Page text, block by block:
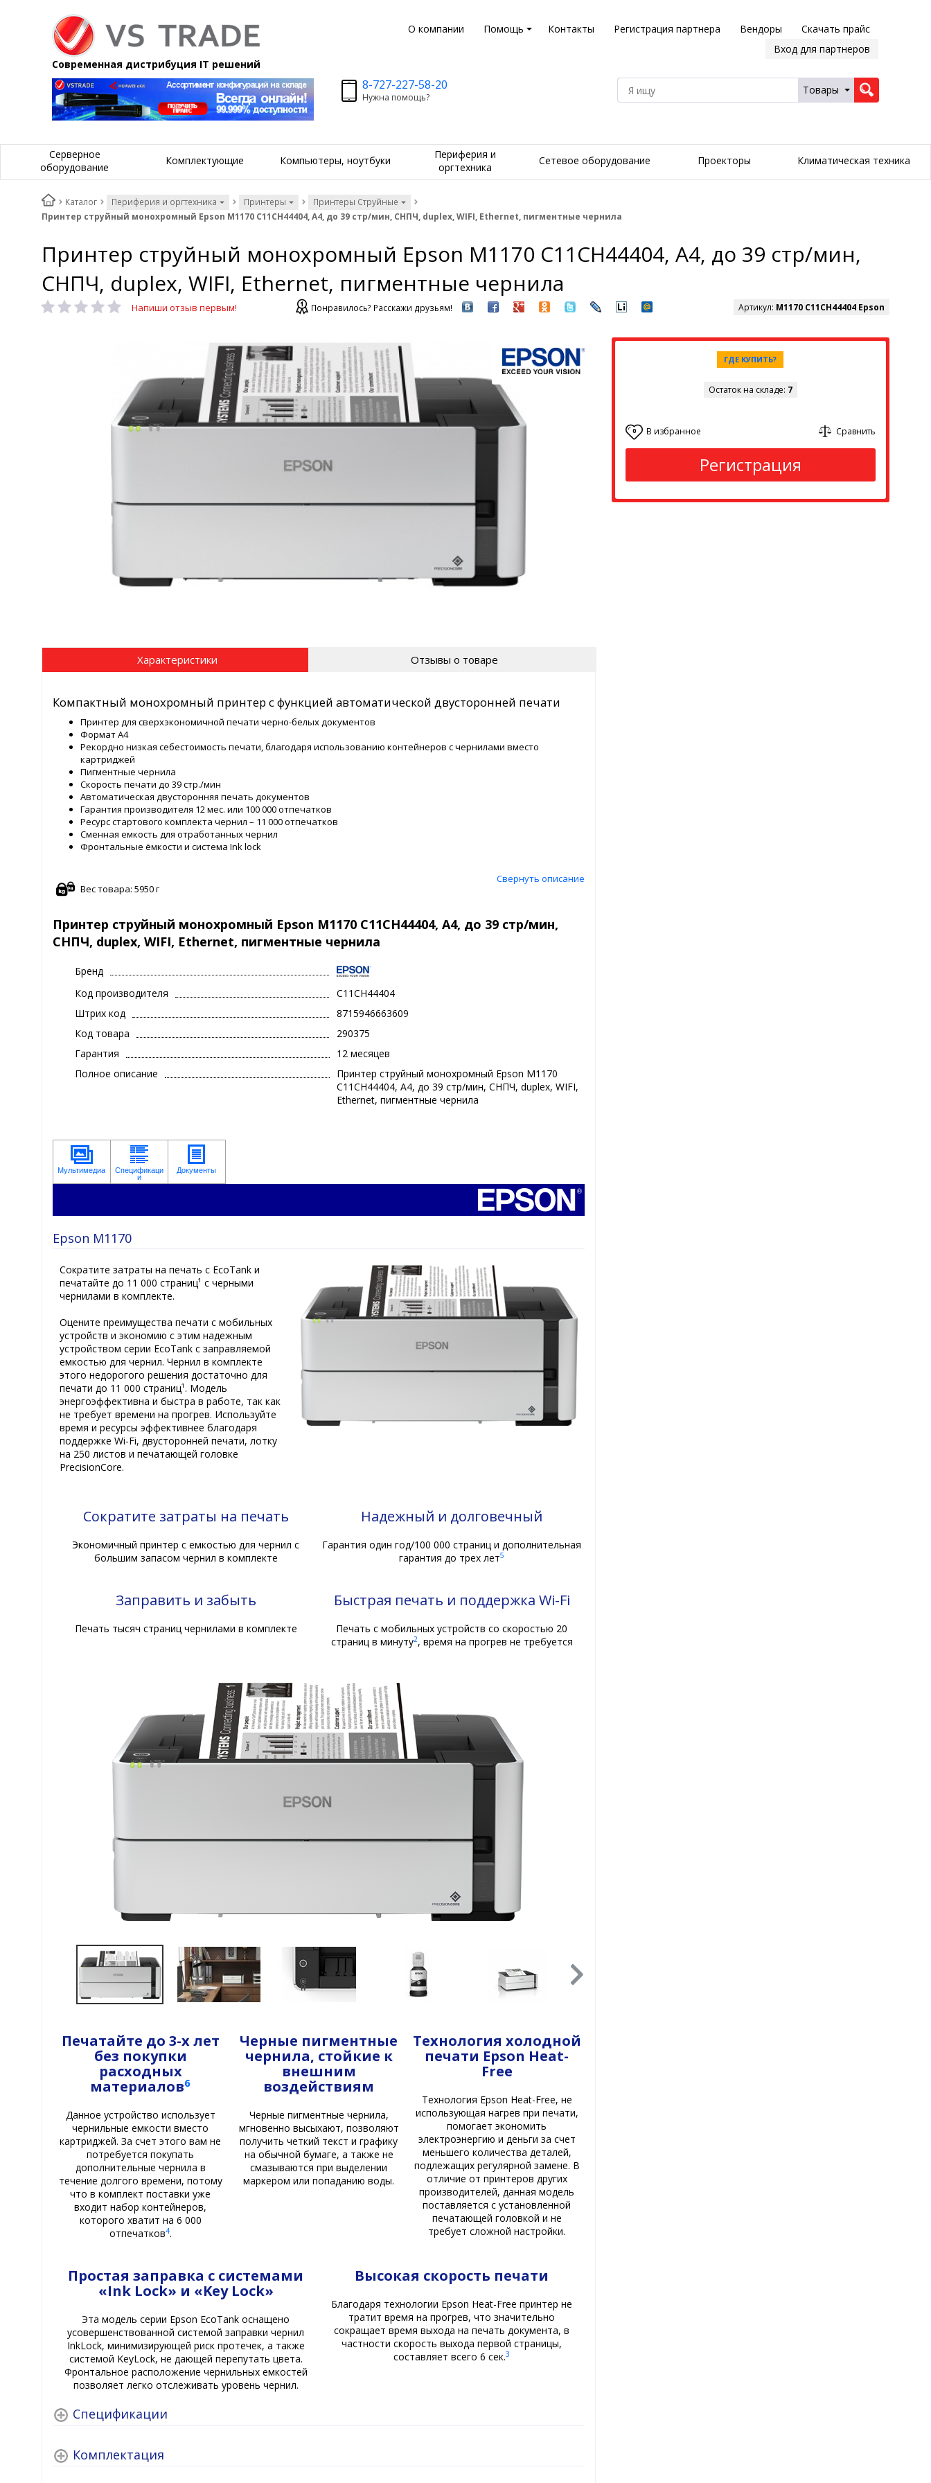
О компании Помощь Контакты Регистрация партнера Вендоры
Скачать прайс
Вход для партнеров
Современная дистрибуция IT решений
8-727-227-58-20
Нужна помощь?
Товары
Серверное
оборудование
Комплектующие Компьютеры, ноутбуки
Периферия и
оргтехника
Сетевое оборудование Проекторы Климатическая техника
Каталог Периферия и оргтехника Принтеры
Принтеры Струйные
Принтер струйный монохромный Epson M1170 C11CH44404, А4, до 39 стр/мин, СНПЧ, duplex, WIFI, Ethernet, пигментные чернила
Принтер струйный монохромный Epson M1170 C11CH44404, А4, до 39 стр/мин,
СНПЧ, duplex, WIFI, Ethernet, пигментные чернила
Напиши отзыв первым! Понравилось? Расскажи друзьям! Артикул: M1170 C11CH44404 Epson
ГДЕ КУПИТЬ?
Остаток на складе: 7
0 В избранное Сравнить
Регистрация
Характеристики Отзывы о товаре
Компактный монохромный принтер с функцией автоматической двусторонней печати
Принтер для сверхэкономичной печати черно-белых документов
Формат А4
Рекордно низкая себестоимость печати, благодаря использованию контейнеров с чернилами вместо
картриджей
Пигментные чернила
Скорость печати до 39 стр./мин
Автоматическая двусторонняя печать документов
Гарантия производителя 12 мес. или 100 000 отпечатков
Ресурс стартового комплекта чернил – 11 000 отпечатков
Сменная емкость для отработанных чернил
Фронтальные ёмкости и система Ink lock
Свернуть описание
Вес товара: 5950 г
Принтер струйный монохромный Epson M1170 C11CH44404, А4, до 39 стр/мин,
СНПЧ, duplex, WIFI, Ethernet, пигментные чернила
Бренд
Код производителя
C11CH44404
Штрих код
8715946663609
Код товара
290375
Гарантия
12 месяцев
Полное описание
Принтер струйный монохромный Epson M1170
C11CH44404, А4, до 39 стр/мин, СНПЧ, duplex, WIFI,
Ethernet, пигментные чернила
Epson M1170
Сократите затраты на печать с EcoTank и
печатайте до 11 000 страниц¹ с черными
чернилами в комплекте.
Оцените преимущества печати с мобильных
устройств и экономию с этим надежным
устройством серии EcoTank с заправляемой
емкостью для чернил. Чернил в комплекте
этого недорогого решения достаточно для
печати до 11 000 страниц¹. Модель
энергоэффективна и быстра в работе, так как
не требует времени на прогрев. Используйте
время и ресурсы эффективнее благодаря
поддержке Wi-Fi, двусторонней печати, лотку
на 250 листов и печатающей головке
PrecisionCore.
Сократите затраты на печать
Экономичный принтер с емкостью для чернил с
большим запасом чернил в комплекте
Надежный и долговечный
Гарантия один год/100 000 страниц и дополнительная
гарантия до трех лет5
Заправить и забыть
Печать тысяч страниц чернилами в комплекте
Быстрая печать и поддержка Wi-Fi
Печать с мобильных устройств со скоростью 20
страниц в минуту2, время на прогрев не требуется
Печатайте до 3-х лет
без покупки
расходных
материалов6
Данное устройство использует
чернильные емкости вместо
картриджей. За счет этого вам не
потребуется покупать
дополнительные чернила в
течение долгого времени, потому
что в комплект поставки уже
входит набор контейнеров,
которого хватит на 6 000
отпечатков4.
Черные пигментные
чернила, стойкие к
внешним
воздействиям
Черные пигментные чернила,
мгновенно высыхают, позволяют
получить четкий текст и графику
на обычной бумаге, а также не
смазываются при выделении
маркером или попаданию воды.
Технология холодной
печати Epson Heat-
Free
Технология Epson Heat-Free, не
использующая нагрев при печати,
помогает экономить
электроэнергию и деньги за счет
меньшего количества деталей,
подлежащих регулярной замене. В
отличие от принтеров других
производителей, данная модель
поставляется с установленной
печатающей головкой и не
требует сложной настройки.
Простая заправка с системами
«Ink Lock» и «Key Lock»
Эта модель серии Epson EcoTank оснащено
усовершенствованной системой заправки чернил
InkLock, минимизирующей риск протечек, а также
системой KeyLock, не дающей перепутать цвета.
Фронтальное расположение чернильных емкостей
позволяет легко отслеживать уровень чернил.
Высокая скорость печати
Благодаря технологии Epson Heat-Free принтер не
тратит время на прогрев, что значительно
сокращает время выхода на печать документа, в
частности скорость выхода первой страницы,
составляет всего 6 сек.3
Спецификации
Комплектация